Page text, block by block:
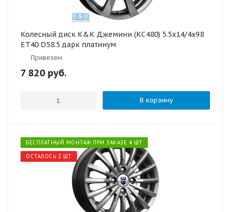
Колесный диск K&K Джемини (КС480) 5.5x14/4x98
ET40 D58.5 дарк платинум
Привезем
7 820 руб.
В корзину
БЕСПЛАТНЫЙ МОНТАЖ ПРИ ЗАКАЗЕ 4 ШТ
ОСТАЛОСЬ 2 ШТ